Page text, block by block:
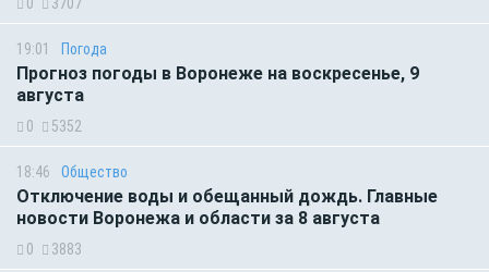
0 3707
19:01 Погода
Прогноз погоды в Воронеже на воскресенье, 9
августа
0 5352
18:46 Общество
Отключение воды и обещанный дождь. Главные
новости Воронежа и области за 8 августа
0 3883